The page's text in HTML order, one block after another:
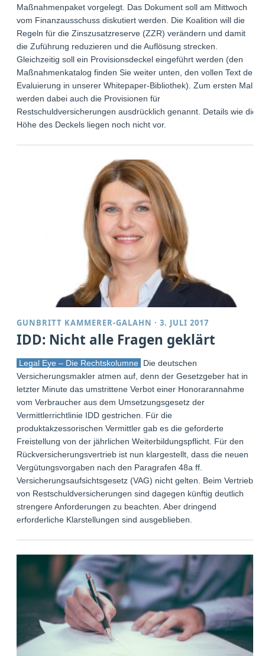
Maßnahmenpaket vorgelegt. Das Dokument soll am Mittwoch
vom Finanzausschuss diskutiert werden. Die Koalition will die
Regeln für die Zinszusatzreserve (ZZR) verändern und damit
die Zuführung reduzieren und die Auflösung strecken.
Gleichzeitig soll ein Provisionsdeckel eingeführt werden (den
Maßnahmenkatalog finden Sie weiter unten, den vollen Text der
Evaluierung in unserer Whitepaper-Bibliothek). Zum ersten Mal
werden dabei auch die Provisionen für
Restschuldversicherungen ausdrücklich genannt. Details wie die
Höhe des Deckels liegen noch nicht vor.
GUNBRITT KAMMERER-GALAHN ·3. JULI 2017
IDD: Nicht alle Fragen geklärt
Legal Eye – Die Rechtskolumne
Die deutschen
Versicherungsmakler atmen auf, denn der Gesetzgeber hat in
letzter Minute das umstrittene Verbot einer Honorarannahme
vom Verbraucher aus dem Umsetzungsgesetz der
Vermittlerrichtlinie IDD gestrichen. Für die
produktakzessorischen Vermittler gab es die geforderte
Freistellung von der jährlichen Weiterbildungspflicht. Für den
Rückversicherungsvertrieb ist nun klargestellt, dass die neuen
Vergütungsvorgaben nach den Paragrafen 48a ff.
Versicherungsaufsichtsgesetz (VAG) nicht gelten. Beim Vertrieb
von Restschuldversicherungen sind dagegen künftig deutlich
strengere Anforderungen zu beachten. Aber dringend
erforderliche Klarstellungen sind ausgeblieben.